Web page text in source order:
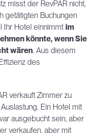
misst der RevPAR nicht,
getätigten Buchungen
Hotel einnimmt im
könnte, wenn Sie
wären. Aus diesem
des
verkauft Zimmer zu
Ein Hotel mit
ausgebucht sein, aber
verkaufen, aber mit